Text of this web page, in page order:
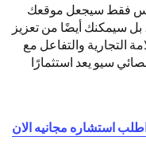
فقط سيجعل موقعك
سيمكنك أيضًا من تعزيز
التجارية والتفاعل مع
سيو يعد استثمارًا
استشاره مجانيه الان